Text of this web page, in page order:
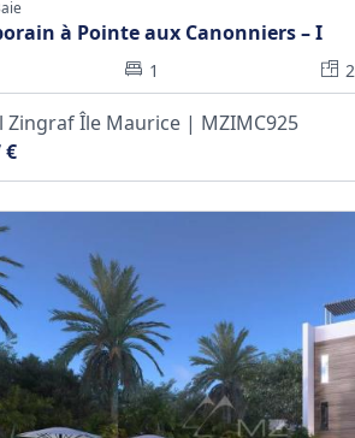
à Pointe aux Canonniers – I
1 2
Zingraf Île Maurice | MZIMC925
€